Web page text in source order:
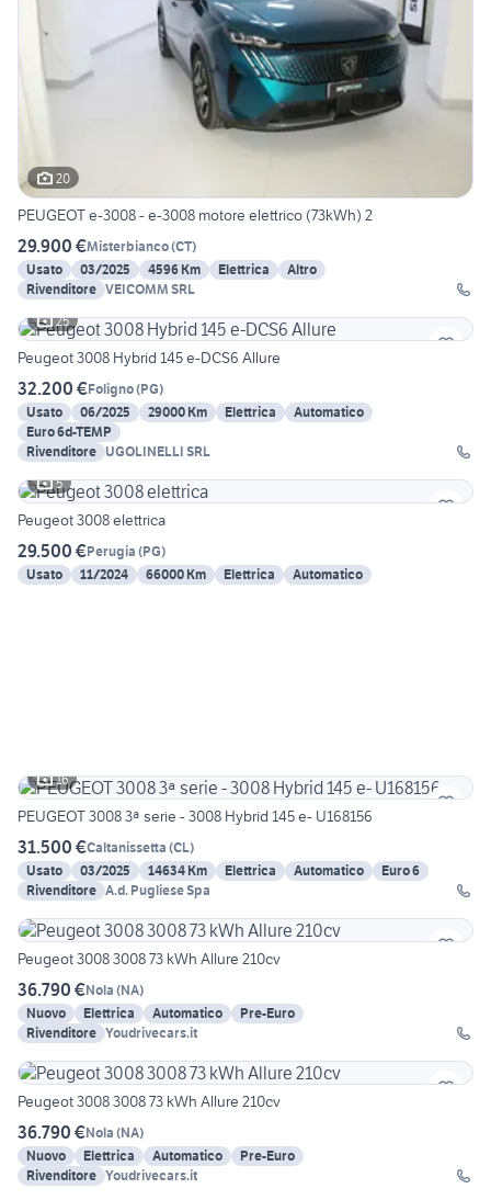
20
PEUGEOT e-3008 - e-3008 motore elettrico (73kWh) 2
29.900 €Misterbianco(CT)
Usato
03/2025 4596 Km Elettrica
Altro
Rivenditore VEICOMM SRL
25
Peugeot 3008 Hybrid 145 e-DCS6 Allure
32.200 €Foligno(PG)
Usato
06/2025 29000 Km Elettrica
Automatico
Euro 6d-TEMP
Rivenditore UGOLINELLI SRL
5
Peugeot 3008 elettrica
29.500 €Perugia (PG)
Usato
11/2024 66000 Km Elettrica Automatico
16
PEUGEOT 3008 3ª serie - 3008 Hybrid 145 e- U168156
31.500 €Caltanissetta (CL)
Usato
03/2025 14634 Km Elettrica Automatico
Euro 6
Rivenditore A.d. Pugliese Spa
Peugeot 3008 3008 73 kWh Allure 210cv
36.790 €Nola (NA)
Nuovo
Elettrica Automatico
Pre-Euro
Rivenditore Youdrivecars.it
Peugeot 3008 3008 73 kWh Allure 210cv
36.790 €Nola (NA)
Nuovo
Elettrica Automatico
Pre-Euro
Rivenditore Youdrivecars.it